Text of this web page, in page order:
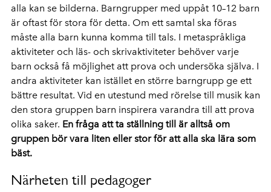
alla kan se bilderna. Barngrupper med uppåt 10–12 barn
är oftast för stora för detta. Om ett samtal ska föras
måste alla barn kunna komma till tals. I metaspråkliga
aktiviteter och läs- och skrivaktiviteter behöver varje
barn också få möjlighet att prova och undersöka själva. I
andra aktiviteter kan istället en större barngrupp ge ett
bättre resultat. Vid en utestund med rörelse till musik kan
den stora gruppen barn inspirera varandra till att prova
olika saker. En fråga att ta ställning till är alltså om
gruppen bör vara liten eller stor för att alla ska lära som
bäst.
Närheten till pedagoger